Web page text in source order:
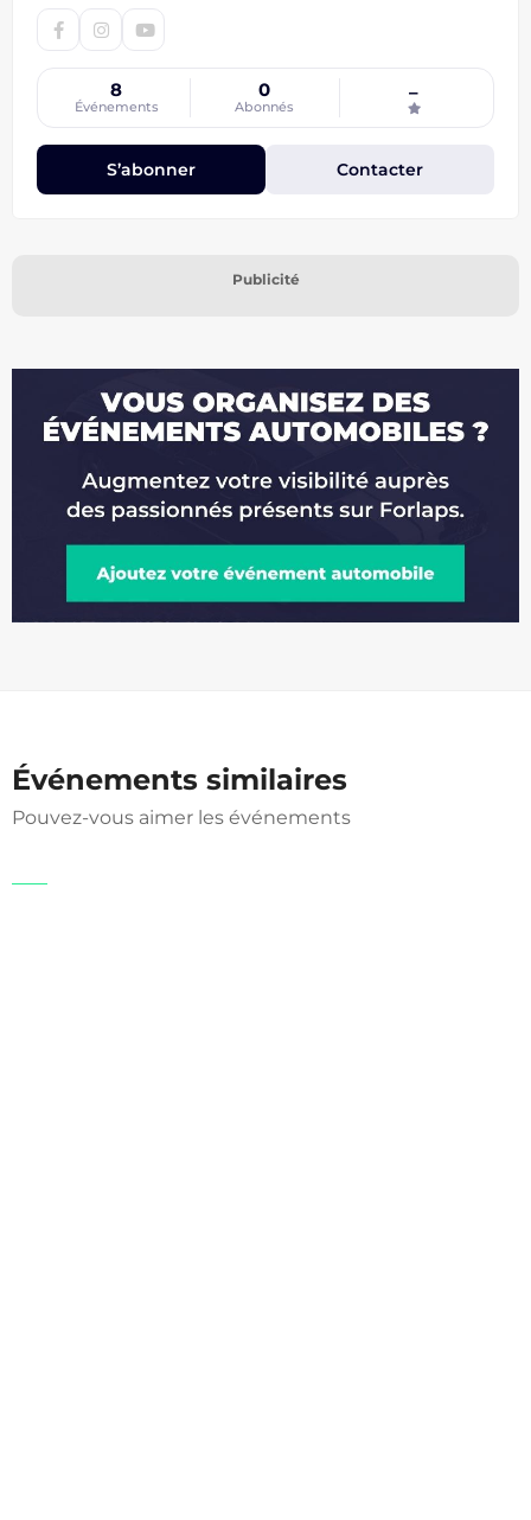
8
Événements
0
Abonnés
–
S’abonner Contacter
Publicité
Événements similaires
Pouvez-vous aimer les événements